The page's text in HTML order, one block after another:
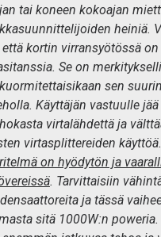
tai koneen kokoajan
heiniä.
kortin virransyötössä
Se on
sen
Käyttäjän vastuulle jää
virtalähdettä ja
virtasplittereiden käyttöä.
on hyödytön ja
. Tarvittaisiin
ja tässä
sitä 1000W:n poweria.